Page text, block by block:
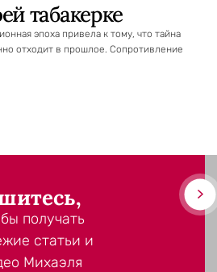
табакерке
эпоха привела к тому, что тайна
отходит в прошлое. Сопротивление
получать
статьи и
Михаэля